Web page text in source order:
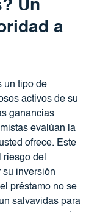
Un
a
un tipo de
activos de su
ganancias
evalúan la
ofrece. Este
del
su inversión
préstamo no se
salvavidas para